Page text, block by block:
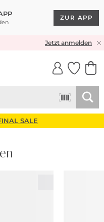
ZUR APP
& RÜCKVERSANDJetzt anmelden
SALE